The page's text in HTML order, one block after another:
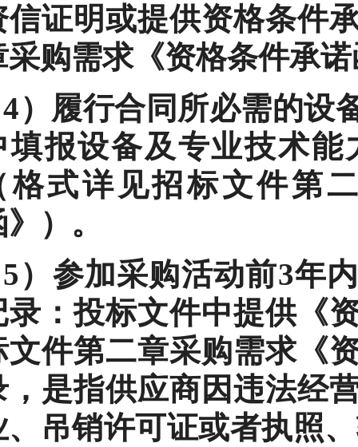
信证明或提供资格条件
采购需求《资格条件承
4）履行合同所必需的设
填报设备及专业技术
格式详见招标文件第
）。
5）参加采购活动前3年
录：投标文件中提供《
文件第二章采购需求《
，是指供应商因违法经
、吊销许可证或者执照